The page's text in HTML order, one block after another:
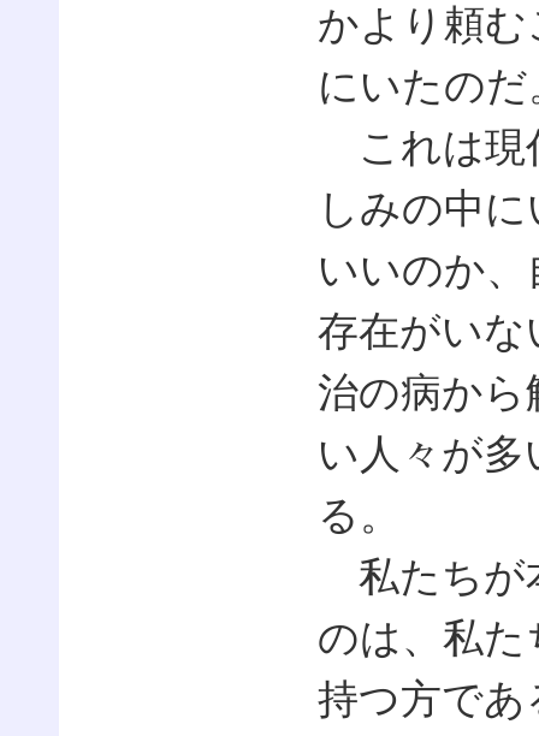
かより頼
にいたのだ
これは現
しみの中
いいのか
存在がいな
治の病か
い人々が
る。
私たちが
のは、私
持つ方であ